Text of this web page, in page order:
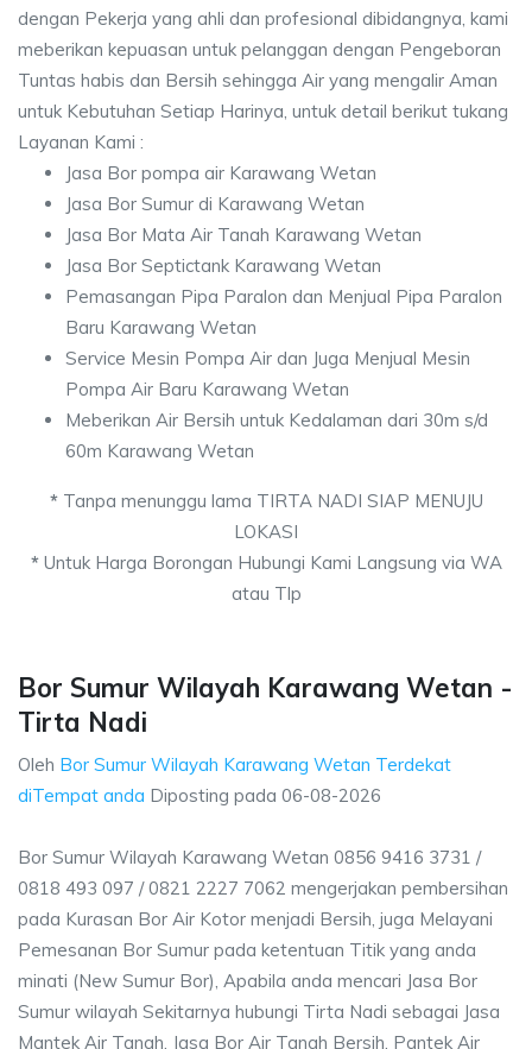
dengan Pekerja yang ahli dan profesional dibidangnya, kami
meberikan kepuasan untuk pelanggan dengan Pengeboran
Tuntas habis dan Bersih sehingga Air yang mengalir Aman
untuk Kebutuhan Setiap Harinya, untuk detail berikut tukang
Layanan Kami :
Jasa Bor pompa air Karawang Wetan
Jasa Bor Sumur di Karawang Wetan
Jasa Bor Mata Air Tanah Karawang Wetan
Jasa Bor Septictank Karawang Wetan
Pemasangan Pipa Paralon dan Menjual Pipa Paralon
Baru Karawang Wetan
Service Mesin Pompa Air dan Juga Menjual Mesin
Pompa Air Baru Karawang Wetan
Meberikan Air Bersih untuk Kedalaman dari 30m s/d
60m Karawang Wetan
*Tanpa menunggu lama TIRTA NADI SIAP MENUJU
LOKASI
*Untuk Harga Borongan Hubungi Kami Langsung via WA
atau Tlp
Bor Sumur Wilayah Karawang Wetan -
Tirta Nadi
Oleh Bor Sumur Wilayah Karawang Wetan Terdekat
diTempat anda Diposting pada 06-08-2026
Bor Sumur Wilayah Karawang Wetan 0856 9416 3731 /
0818 493 097 / 0821 2227 7062 mengerjakan pembersihan
pada Kurasan Bor Air Kotor menjadi Bersih, juga Melayani
Pemesanan Bor Sumur pada ketentuan Titik yang anda
minati (New Sumur Bor), Apabila anda mencari Jasa Bor
Sumur wilayah Sekitarnya hubungi Tirta Nadi sebagai Jasa
Mantek Air Tanah, Jasa Bor Air Tanah Bersih, Pantek Air